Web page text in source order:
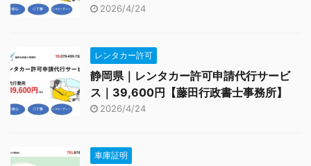
2026/4/24
レンタカー許可
静岡県｜レンタカー許可申請代行サービ
ス｜39,600円【藤田行政書士事務所】
2026/4/24
車庫証明